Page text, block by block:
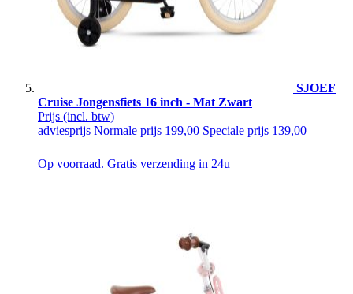
SJOEF
Cruise Jongensfiets 16 inch - Mat Zwart
Prijs (incl. btw)
adviesprijs Normale prijs 199,00 Speciale prijs 139,00
Op voorraad. Gratis verzending in 24u